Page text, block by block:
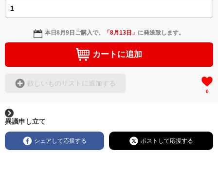
本日8月9日 ご購入で、 「8月13日 」 に発送致します。
カートに追加
欲しいものリストに追加する
0
異議申し立て
シェアして応援する ポストして応援する